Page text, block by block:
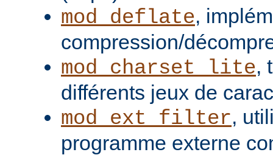
mod_deflate,
compression/
mod_charset_lite,
différents jeux de
mod_ext_filter,
programme externe